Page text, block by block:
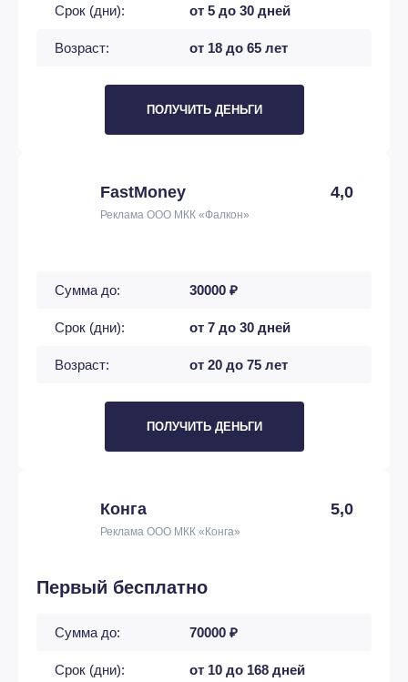
Срок (дни): от 5 до 30 дней
Возраст: от 18 до 65 лет
ПОЛУЧИТЬ ДЕНЬГИ
FastMoney 4,0
Реклама ООО МКК «Фалкон»
Сумма до: 30000 ₽
Срок (дни): от 7 до 30 дней
Возраст: от 20 до 75 лет
ПОЛУЧИТЬ ДЕНЬГИ
Конга 5,0
Реклама ООО МКК «Конга»
Первый бесплатно
Сумма до: 70000 ₽
Срок (дни): от 10 до 168 дней